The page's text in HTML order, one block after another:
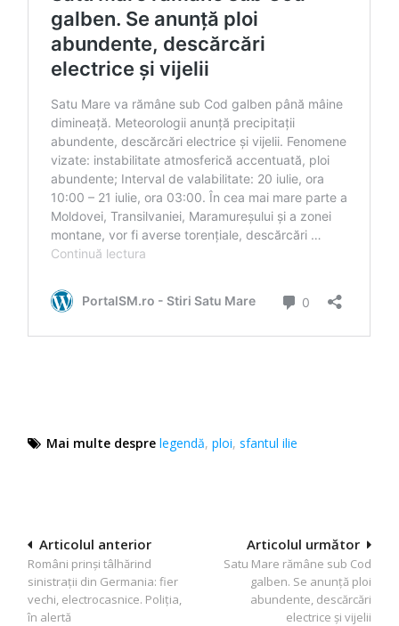
Mai multe despre legendă,ploi,sfantul ilie
Navigare
în
articole
Articolul următor
Satu Mare rămâne sub Cod
galben. Se anunță ploi
abundente, descărcări
electrice și vijelii
Articolul anterior
Români prinși tâlhărind
sinistrații din Germania: fier
vechi, electrocasnice. Poliția,
în alertă